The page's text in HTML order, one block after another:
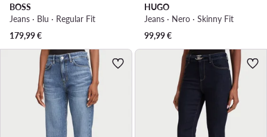
BOSS
Jeans · Blu · Regular Fit
179,99€
HUGO
Jeans · Nero · Skinny Fit
99,99€